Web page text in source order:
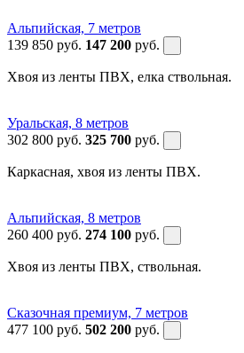
Альпийская, 7 метров
139 850 руб. 147 200 руб.
Хвоя из ленты ПВХ, елка ствольная.
Уральская, 8 метров
302 800 руб. 325 700 руб.
Каркасная, хвоя из ленты ПВХ.
Альпийская, 8 метров
260 400 руб. 274 100 руб.
Хвоя из ленты ПВХ, ствольная.
Сказочная премиум, 7 метров
477 100 руб. 502 200 руб.